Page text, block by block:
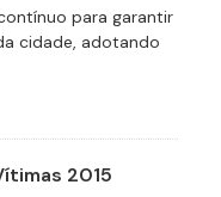
para garantir
cidade, adotando
2015